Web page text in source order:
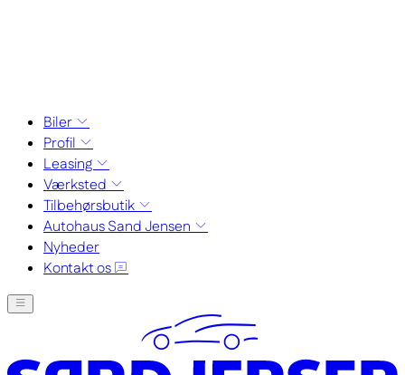
Biler
Profil
Leasing
Værksted
Tilbehørsbutik
Autohaus Sand Jensen
Nyheder
Kontakt os